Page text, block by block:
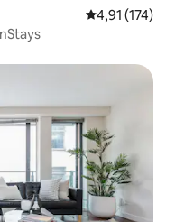
Середня
4,91 (174)